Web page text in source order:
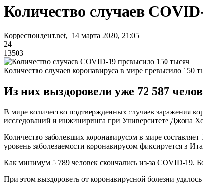
Количество случаев
Корреспондент.net, 14 марта 2020, 21:05
24
13503
Количество случаев коронавируса в мире превысило 150
Из них выздоровели уже 72 587
В мире количество подтвержденных случаев заражения
исследований и инжиниринга при Университете Джона
Количество заболевших коронавирусом в мире
уровень заболеваемости коронавирусом фиксируется в
Как минимум 5 789 человек скончались из-за COVID-19.
При этом выздороветь от коронавирусной болезни